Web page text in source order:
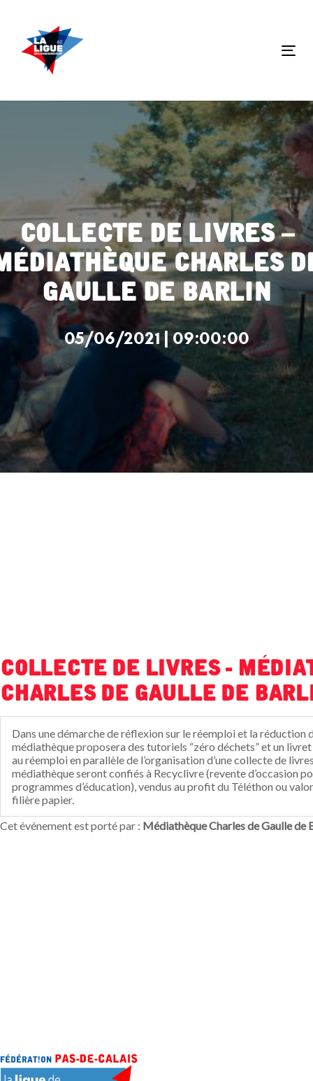
to
primary
navigation
to
Collecte de livres –
Charles
Gaulle de Barlin
05/06/2021 | 09:00:00
Collecte de livres -
Charles de Gaulle de
Dans une démarche de réflexion sur le réemploi et la réduction
médiathèque proposera des tutoriels “zéro déchets” et un
au réemploi en parallèle de l’organisation d’une collecte de
médiathèque seront confiés à Recyclivre (revente d’occasion
programmes d’éducation), vendus au profit du Téléthon ou
filière papier.
Cet événement est porté par : Médiathèque Charles de Gaulle de